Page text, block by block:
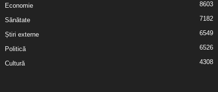
Economie 8603
Sănătate 7182
Știri externe 6549
Politică 6526
Cultură 4308